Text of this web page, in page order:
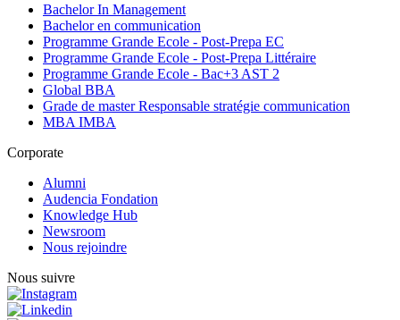
Bachelor In Management
Bachelor en communication
Programme Grande Ecole - Post-Prepa EC
Programme Grande Ecole - Post-Prepa Littéraire
Programme Grande Ecole - Bac+3 AST 2
Global BBA
Grade de master Responsable stratégie communication
MBA IMBA
Corporate
Alumni
Audencia Fondation
Knowledge Hub
Newsroom
Nous rejoindre
Nous suivre